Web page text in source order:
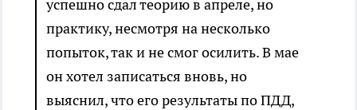
успешно сдал теорию в апреле, но
практику, несмотря на несколько
попыток, так и не смог осилить. В мае
он хотел записаться вновь, но
выяснил, что его результаты по ПДД,